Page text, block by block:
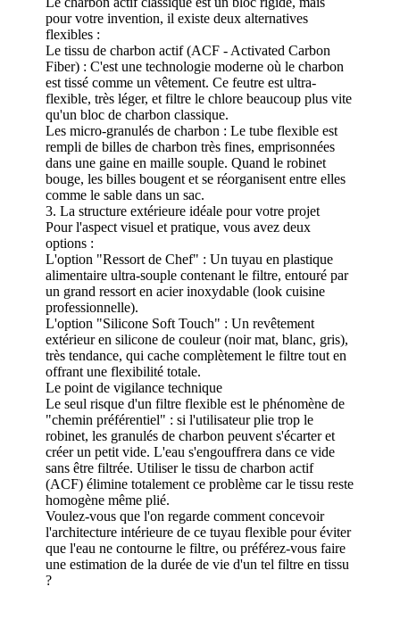
pour votre invention, il existe deux alternatives
flexibles :
Le tissu de charbon actif (ACF - Activated Carbon
Fiber) : C'est une technologie moderne où le charbon
est tissé comme un vêtement. Ce feutre est ultra-
flexible, très léger, et filtre le chlore beaucoup plus vite
qu'un bloc de charbon classique.
Les micro-granulés de charbon : Le tube flexible est
rempli de billes de charbon très fines, emprisonnées
dans une gaine en maille souple. Quand le robinet
bouge, les billes bougent et se réorganisent entre elles
comme le sable dans un sac.
3. La structure extérieure idéale pour votre projet
Pour l'aspect visuel et pratique, vous avez deux
options :
L'option "Ressort de Chef" : Un tuyau en plastique
alimentaire ultra-souple contenant le filtre, entouré par
un grand ressort en acier inoxydable (look cuisine
professionnelle).
L'option "Silicone Soft Touch" : Un revêtement
extérieur en silicone de couleur (noir mat, blanc, gris),
très tendance, qui cache complètement le filtre tout en
offrant une flexibilité totale.
Le point de vigilance technique
Le seul risque d'un filtre flexible est le phénomène de
"chemin préférentiel" : si l'utilisateur plie trop le
robinet, les granulés de charbon peuvent s'écarter et
créer un petit vide. L'eau s'engouffrera dans ce vide
sans être filtrée. Utiliser le tissu de charbon actif
(ACF) élimine totalement ce problème car le tissu reste
homogène même plié.
Voulez-vous que l'on regarde comment concevoir
l'architecture intérieure de ce tuyau flexible pour éviter
que l'eau ne contourne le filtre, ou préférez-vous faire
une estimation de la durée de vie d'un tel filtre en tissu
?